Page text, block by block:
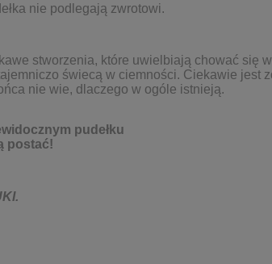
nie podlegają zwrotowi.
stworzenia, które uwielbiają chować się
świecą w ciemności. Ciekawie jest
nie wie, dlaczego w ogóle istnieją.
pudełku
postać!